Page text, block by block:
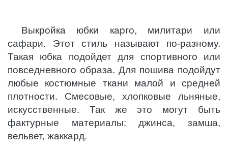
Выкройка юбки карго, милитари или
сафари. Этот стиль называют по-разному.
Такая юбка подойдет для спортивного или
повседневного образа. Для пошива подойдут
любые костюмные ткани малой и средней
плотности. Смесовые, хлопковые льняные,
искусственные. Так же это могут быть
фактурные материалы: джинса, замша,
вельвет, жаккард.